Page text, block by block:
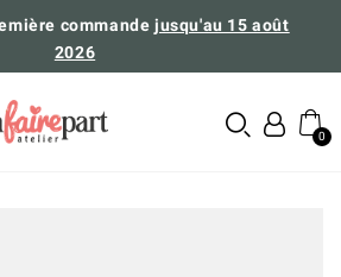
commandejusqu'au 15 août
2026